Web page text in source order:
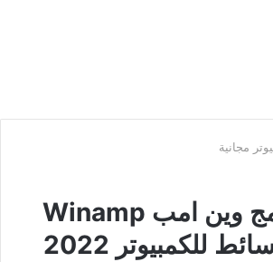
مجانية
تحميل برنامج وين امب Winamp
للكمبيوتر 2022